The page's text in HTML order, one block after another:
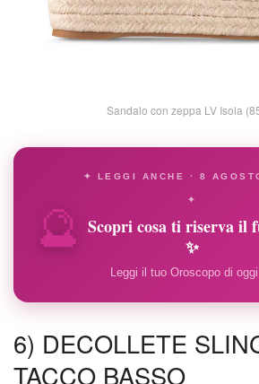
Sandalo con zeppa LV Isola
🔮
✦ LEGGI ANCHE · 8
✦
Scopri cosa ti riserva il
✨
Leggi il tuo Oroscopo di
6) DECOLLETE
TACCO BASSO